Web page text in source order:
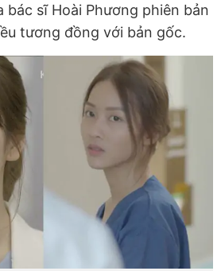
bác sĩ Hoài Phương phiên bản
tương đồng với bản gốc.